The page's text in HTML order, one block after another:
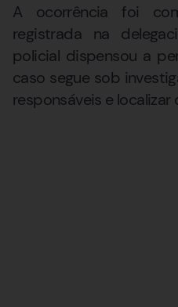
A ocorrência foi
registrada na
policial dispensou a
caso segue sob
responsáveis e